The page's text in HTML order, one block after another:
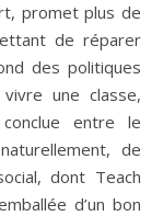
promet plus de
de réparer
des politiques
une classe,
entre le
de
dont Teach
d’un bon